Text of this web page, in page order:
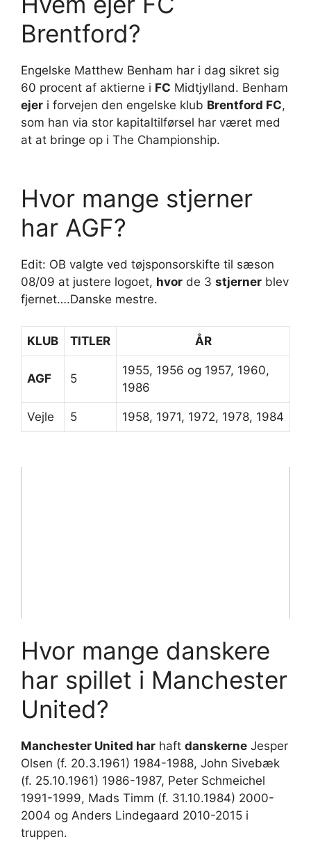
Brentford?
Engelske Matthew Benham har i dag sikret sig
60 procent af aktierne i FC Midtjylland. Benham
ejer i forvejen den engelske klub Brentford FC,
som han via stor kapitaltilførsel har været med
at at bringe op i The Championship.
Hvor mange stjerner
har AGF?
Edit: OB valgte ved tøjsponsorskifte til sæson
08/09 at justere logoet, hvor de 3 stjerner blev
fjernet….Danske mestre.
KLUB TITLER ÅR
AGF 5
1955, 1956 og 1957, 1960,
1986
Vejle 5 1958, 1971, 1972, 1978, 1984
Hvor mange danskere
har spillet i Manchester
United?
Manchester United har haft danskerne Jesper
Olsen (f. 20.3.1961) 1984-1988, John Sivebæk
(f. 25.10.1961) 1986-1987, Peter Schmeichel
1991-1999, Mads Timm (f. 31.10.1984) 2000-
2004 og Anders Lindegaard 2010-2015 i
truppen.